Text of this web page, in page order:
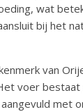
wat
bij het
van
voer
met